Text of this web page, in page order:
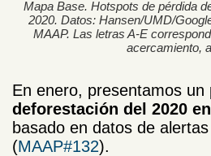
Mapa Base. Hotspots de pérdida
2020. Datos: Hansen/UMD/
MAAP. Las letras A-E
acercamiento,
En enero, presentamos
deforestación del 2020
basado en datos de
(MAAP#132).